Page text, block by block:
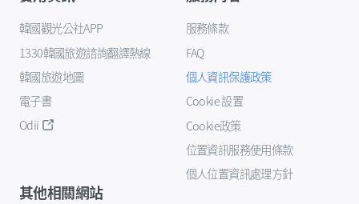
韓國觀光公社APP
1330韓國旅遊諮詢翻譯熱線
韓國旅遊地圖
電子書
Odii
服務條款
FAQ
個人資訊保護政策
Cookie 設置
Cookie政策
位置資訊服務使用條款
個人位置資訊處理方針
其他相關網站